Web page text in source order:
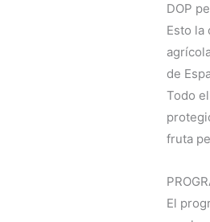
DOP
Esto la
de
Todo
fruta
El